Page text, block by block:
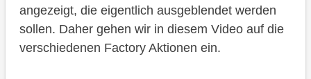
Finalisierung UI
Create
angezeigt, die eigentlich ausgeblendet werden
sollen. Daher gehen wir in diesem Video auf die
verschiedenen Factory Aktionen ein.